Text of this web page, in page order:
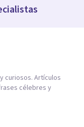
curiosos. Artículos
célebres y